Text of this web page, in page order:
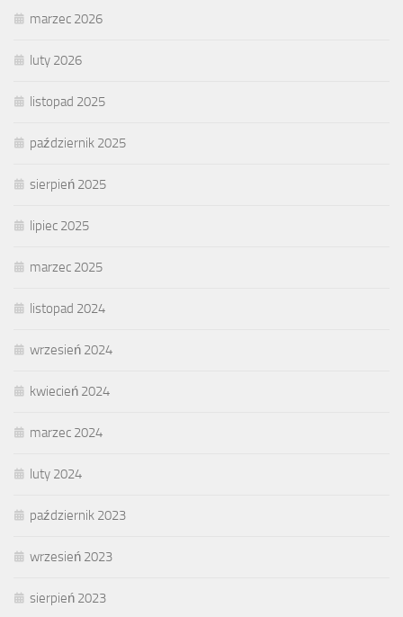
marzec 2026
luty 2026
listopad 2025
październik 2025
sierpień 2025
lipiec 2025
marzec 2025
listopad 2024
wrzesień 2024
kwiecień 2024
marzec 2024
luty 2024
październik 2023
wrzesień 2023
sierpień 2023